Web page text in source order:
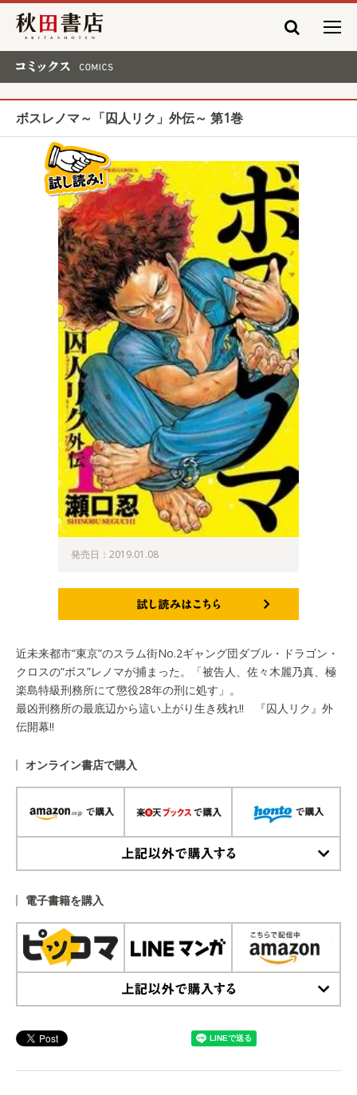
秋田書店
ボスレノマ～「囚人リク」外伝～ 第1巻
発売日：2019.01.08
近未来都市“東京”のスラム街No.2ギャング団ダブル・ドラゴン・
クロスの“ボス”レノマが捕まった。「被告人、佐々木麗乃真、極
楽島特級刑務所にて懲役28年の刑に処す」。
最凶刑務所の最底辺から這い上がり生き残れ!! 『囚人リク』外
伝開幕!!
オンライン書店で購入
電子書籍を購入